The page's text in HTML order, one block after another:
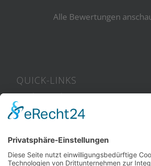
Alle Bewertungen
QUICK-LINKS
Servicetermin
Öffnungszeiten
Stellenangebote